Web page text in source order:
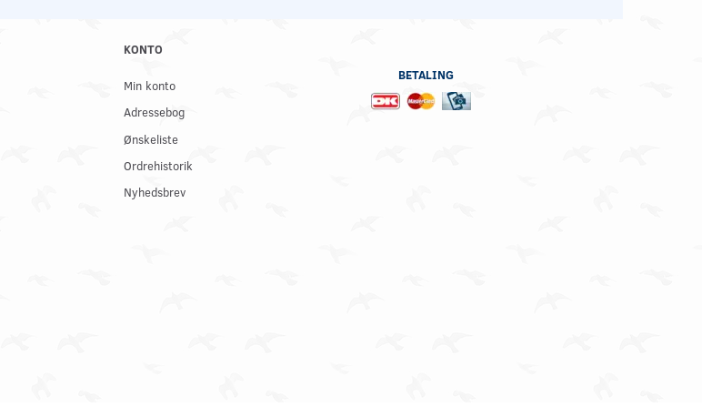
KONTO
Min konto
Adressebog
Ønskeliste
Ordrehistorik
Nyhedsbrev
BETALING